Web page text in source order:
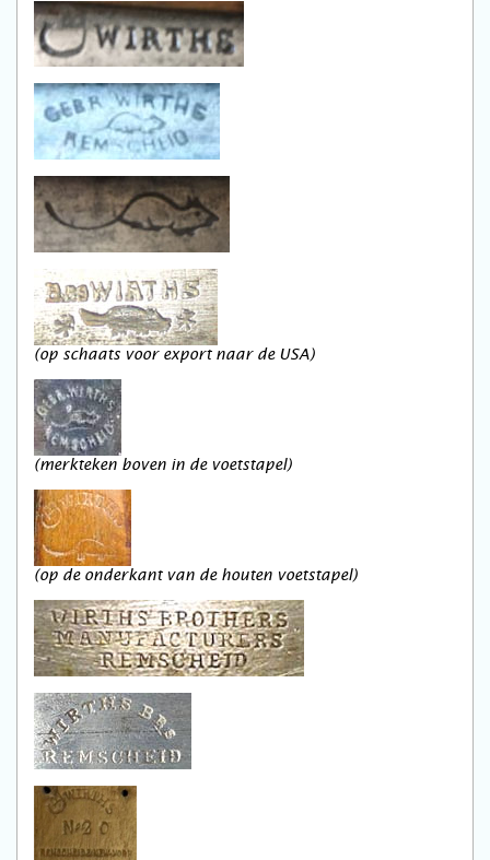
(op schaats voor export naar de USA)
(merkteken boven in de voetstapel)
(op de onderkant van de houten voetstapel)